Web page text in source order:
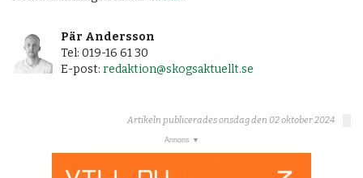
Pär Andersson
Tel: 019-16 61 30
E-post: redaktion@skogsaktuellt.se
Artikeln publicerades onsdag den 02 oktober 2024